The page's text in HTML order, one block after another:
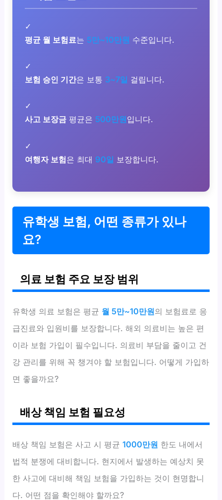
✓
평균 월 보험료는 5만~10만원 수준입니다.
✓
보험 승인 기간은 보통 3~7일 걸립니다.
✓
사고 보장금 평균은 500만원입니다.
✓
여행자 보험은 최대 90일 보장합니다.
유학생 보험, 어떤 종류가 있나
요?
의료 보험 주요 보장 범위
유학생 의료 보험은 평균 월 5만~10만원의 보험료로 응
급진료와 입원비를 보장합니다. 해외 의료비는 높은 편
이라 보험 가입이 필수입니다. 의료비 부담을 줄이고 건
강 관리를 위해 꼭 챙겨야 할 보험입니다. 어떻게 가입하
면 좋을까요?
배상 책임 보험 필요성
배상 책임 보험은 사고 시 평균1000만원 한도 내에서
법적 분쟁에 대비합니다. 현지에서 발생하는 예상치 못
한 사고에 대비해 책임 보험을 가입하는 것이 현명합니
다. 어떤 점을 확인해야 할까요?